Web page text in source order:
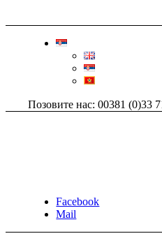
Позовите нас: 00381 (0)33
Facebook
Mail